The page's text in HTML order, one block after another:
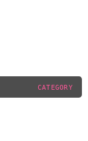
CATEGORY